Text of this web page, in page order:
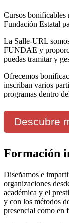
Cursos
Fundación Estatal
La Salle-URL
FUNDAE y
puedas tramitar y
Ofrecemos
inscriban varios
programas dentro
Descubre
Formación
Diseñamos e
organizaciones
académica y el
y con los métodos
presencial como en